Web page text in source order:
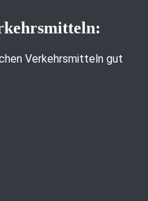
Verkehrsmitteln gut